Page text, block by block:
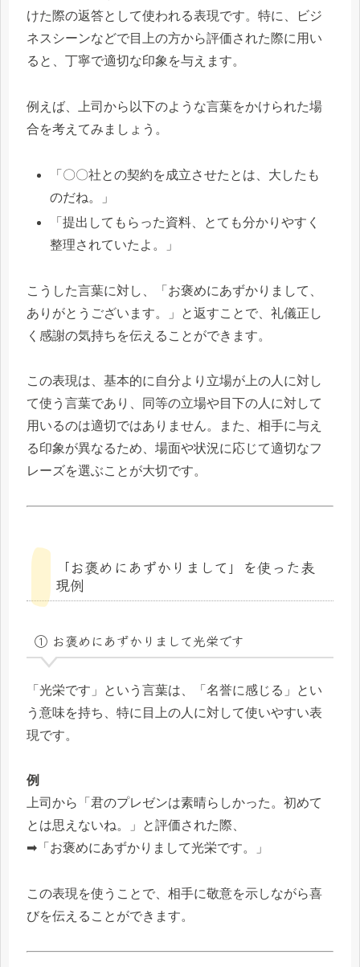
けた際の返答として使われる表現です。特に、ビジ
ネスシーンなどで目上の方から評価された際に用い
ると、丁寧で適切な印象を与えます。
例えば、上司から以下のような言葉をかけられた場
合を考えてみましょう。
「〇〇社との契約を成立させたとは、大したも
のだね。」
「提出してもらった資料、とても分かりやすく
整理されていたよ。」
こうした言葉に対し、「お褒めにあずかりまして、
ありがとうございます。」と返すことで、礼儀正し
く感謝の気持ちを伝えることができます。
この表現は、基本的に自分より立場が上の人に対し
て使う言葉であり、同等の立場や目下の人に対して
用いるのは適切ではありません。また、相手に与え
る印象が異なるため、場面や状況に応じて適切なフ
レーズを選ぶことが大切です。
「お褒めにあずかりまして」を使った表
現例
① お褒めにあずかりまして光栄です
「光栄です」という言葉は、「名誉に感じる」とい
う意味を持ち、特に目上の人に対して使いやすい表
現です。
例
上司から「君のプレゼンは素晴らしかった。初めて
とは思えないね。」と評価された際、
➡「お褒めにあずかりまして光栄です。」
この表現を使うことで、相手に敬意を示しながら喜
びを伝えることができます。